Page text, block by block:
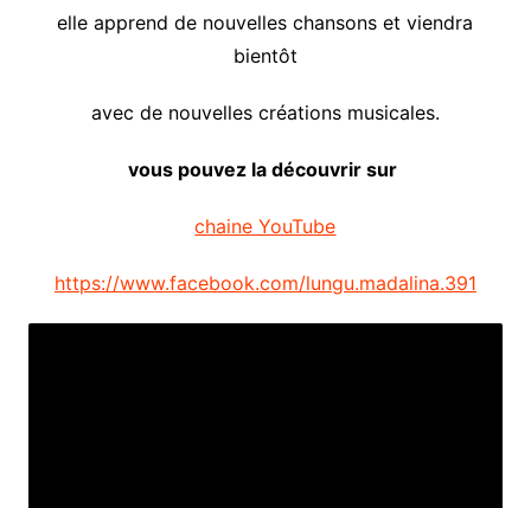
elle apprend de nouvelles chansons et viendra
bientôt
avec de nouvelles créations musicales.
vous pouvez la découvrir sur
chaine YouTube
https://www.facebook.com/lungu.madalina.391